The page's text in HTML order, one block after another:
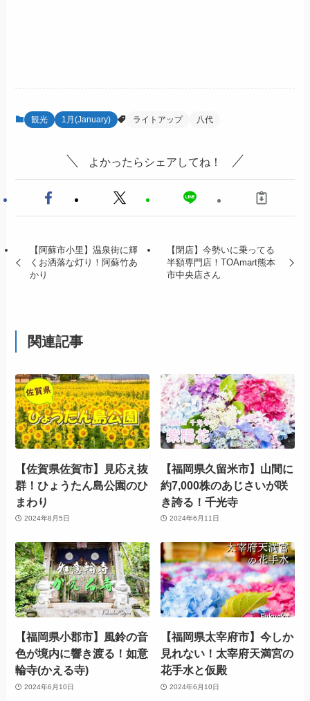
観光 1月(January) ライトアップ 八代
よかったらシェアしてね！
【阿蘇市小里】温泉街に輝
くお洒落な灯り！阿蘇竹あ
かり
【閉店】今勢いに乗ってる
半額専門店！TOAmart熊本
市中央店さん
関連記事
【佐賀県佐賀市】見応え抜
群！ひょうたん島公園のひ
まわり
2024年8月5日
【福岡県久留米市】山間に
約7,000株のあじさいが咲
き誇る！千光寺
2024年6月11日
【福岡県小郡市】風鈴の音
色が境内に響き渡る！如意
輪寺(かえる寺)
2024年6月10日
【福岡県太宰府市】今しか
見れない！太宰府天満宮の
花手水と仮殿
2024年6月10日